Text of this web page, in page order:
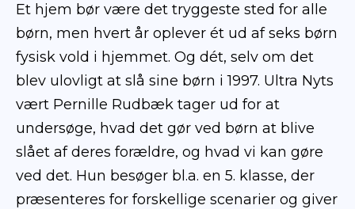
Åbn læremiddel
Et hjem bør være det tryggeste sted for alle
børn, men hvert år oplever ét ud af seks børn
fysisk vold i hjemmet. Og dét, selv om det
blev ulovligt at slå sine børn i 1997. Ultra Nyts
vært Pernille Rudbæk tager ud for at
undersøge, hvad det gør ved børn at blive
slået af deres forældre, og hvad vi kan gøre
ved det. Hun besøger bl.a. en 5. klasse, der
præsenteres for forskellige scenarier og giver